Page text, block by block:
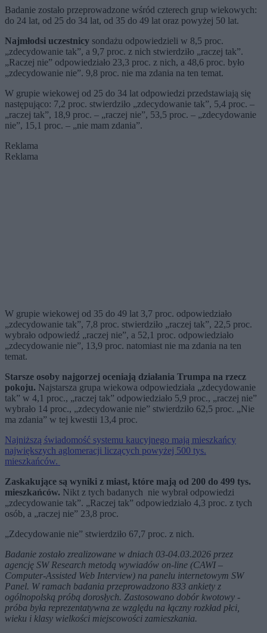
Badanie zostało przeprowadzone wśród czterech grup wiekowych:
do 24 lat, od 25 do 34 lat, od 35 do 49 lat oraz powyżej 50 lat.
Najmłodsi uczestnicy sondażu odpowiedzieli w 8,5 proc.
„zdecydowanie tak”, a 9,7 proc. z nich stwierdziło „raczej tak”.
„Raczej nie” odpowiedziało 23,3 proc. z nich, a 48,6 proc. było
„zdecydowanie nie”. 9,8 proc. nie ma zdania na ten temat.
W grupie wiekowej od 25 do 34 lat odpowiedzi przedstawiają się
następująco: 7,2 proc. stwierdziło „zdecydowanie tak”, 5,4 proc. –
„raczej tak”, 18,9 proc. – „raczej nie”, 53,5 proc. – „zdecydowanie
nie”, 15,1 proc. – „nie mam zdania”.
Reklama
Reklama
W grupie wiekowej od 35 do 49 lat 3,7 proc. odpowiedziało
„zdecydowanie tak”, 7,8 proc. stwierdziło „raczej tak”, 22,5 proc.
wybrało odpowiedź „raczej nie”, a 52,1 proc. odpowiedziało
„zdecydowanie nie”, 13,9 proc. natomiast nie ma zdania na ten
temat.
Starsze osoby najgorzej oceniają działania Trumpa na rzecz
pokoju. Najstarsza grupa wiekowa odpowiedziała „zdecydowanie
tak” w 4,1 proc., „raczej tak” odpowiedziało 5,9 proc., „raczej nie”
wybrało 14 proc., „zdecydowanie nie” stwierdziło 62,5 proc. „Nie
ma zdania” w tej kwestii 13,4 proc.
Najniższą świadomość systemu kaucyjnego mają mieszkańcy
największych aglomeracji liczących powyżej 500 tys.
mieszkańców.
Zaskakujące są wyniki z miast, które mają od 200 do 499 tys.
mieszkańców. Nikt z tych badanych nie wybrał odpowiedzi
„zdecydowanie tak”. „Raczej tak” odpowiedziało 4,3 proc. z tych
osób, a „raczej nie” 23,8 proc.
„Zdecydowanie nie” stwierdziło 67,7 proc. z nich.
Badanie zostało zrealizowane w dniach 03-04.03.2026 przez
agencję SW Research metodą wywiadów on-line (CAWI –
Computer-Assisted Web Interview) na panelu internetowym SW
Panel. W ramach badania przeprowadzono 833 ankiety z
ogólnopolską próbą dorosłych. Zastosowano dobór kwotowy -
próba była reprezentatywna ze względu na łączny rozkład płci,
wieku i klasy wielkości miejscowości zamieszkania.